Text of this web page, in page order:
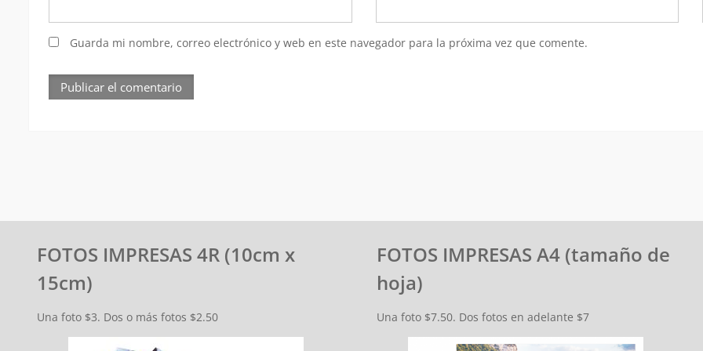
Guarda mi nombre, correo electrónico y web en este navegador para la próxima vez que comente.
FOTOS IMPRESAS 4R (10cm x
15cm)
Una foto $3. Dos o más fotos $2.50
FOTOS IMPRESAS A4 (tamaño de
hoja)
Una foto $7.50. Dos fotos en adelante $7